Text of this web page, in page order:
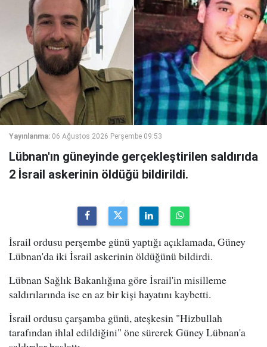
Yayınlanma: 06 Ağustos 2026 Perşembe 09:53
Lübnan'ın güneyinde gerçekleştirilen saldırıda
2 İsrail askerinin öldüğü bildirildi.
İsrail ordusu perşembe günü yaptığı açıklamada, Güney
Lübnan'da iki İsrail askerinin öldüğünü bildirdi.
Lübnan Sağlık Bakanlığına göre İsrail'in misilleme
saldırılarında ise en az bir kişi hayatını kaybetti.
İsrail ordusu çarşamba günü, ateşkesin "Hizbullah
tarafından ihlal edildiğini" öne sürerek Güney Lübnan'a